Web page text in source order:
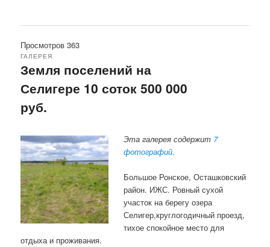
Просмотров 363
Земля поселений на
Селигере 10 соток 500 000
руб.
ГАЛЕРЕЯ
Эта галерея содержит 7
фотографий.
Большое Ронское, Осташковский
район. ИЖС. Ровный сухой
участок на берегу озера
Селигер,круглогодичный проезд,
тихое спокойное место для
отдыха и проживания.